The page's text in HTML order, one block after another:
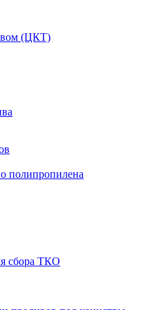
(ЦКТ)
полипропилена
сбора ТКО